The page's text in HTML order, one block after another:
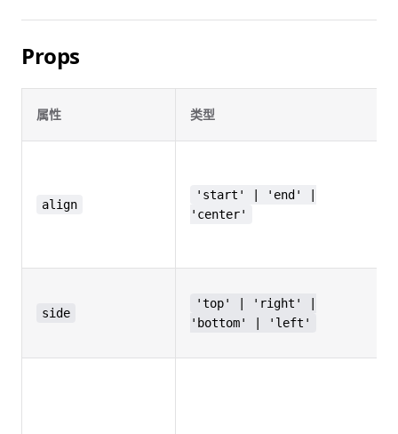
Props
属性 类型
align
'start' | 'end' |
'center'
side
'top' | 'right' |
'bottom' | 'left'